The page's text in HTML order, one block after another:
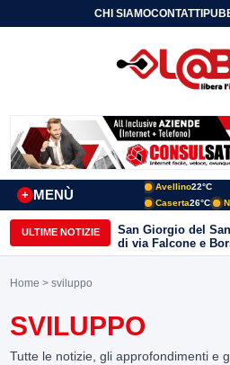
CHI SIAMOCONTATTI
MENÙ
+
Avellino22°C
Caserta26°C
ULTIME NOTIZIE
San Giorgio del
di via Falcone e
Lombardi
Home > sviluppo
SVILUPPO
Tutte le notizie, gli approfondimenti e